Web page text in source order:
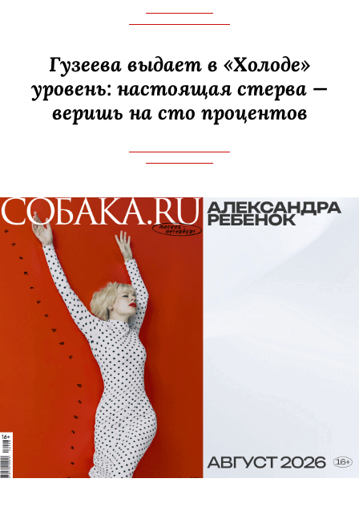
Гузеева выдает в «Холоде»
уровень: настоящая стерва —
веришь на сто процентов